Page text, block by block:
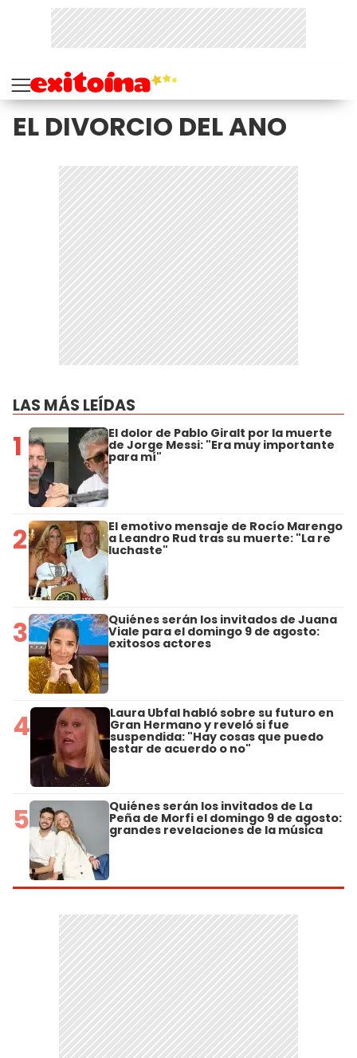
EL DIVORCIO DEL ANO
LAS MÁS LEÍDAS
1 El dolor de Pablo Giralt por la muerte
de Jorge Messi: "Era muy importante
para mí"
2 El emotivo mensaje de Rocío Marengo
a Leandro Rud tras su muerte: "La re
luchaste"
3 Quiénes serán los invitados de Juana
Viale para el domingo 9 de agosto:
exitosos actores
4 Laura Ubfal habló sobre su futuro en
Gran Hermano y reveló si fue
suspendida: "Hay cosas que puedo
estar de acuerdo o no"
5 Quiénes serán los invitados de La
Peña de Morfi el domingo 9 de agosto:
grandes revelaciones de la música